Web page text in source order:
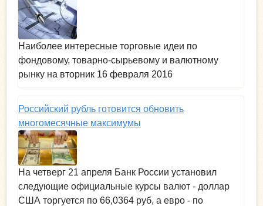
Наиболее интересные торговые идеи по
фондовому, товарно-сырьевому и валютному
рынку на вторник 16 февраля 2016
Российский рубль готовится обновить
многомесячные максимумы
На четверг 21 апреля Банк России установил
следующие официальные курсы валют - доллар
США торгуется по 66,0364 руб, а евро - по